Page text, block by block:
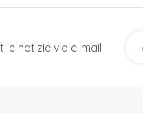
e notizie via e-mail